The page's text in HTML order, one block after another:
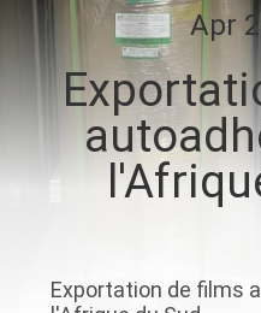
DE
NOUS
VISITE
D'USINE
Apr
Exportation de films